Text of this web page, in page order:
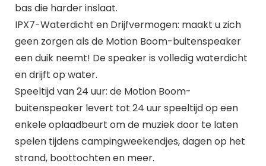
bas die harder inslaat.
IPX7-Waterdicht en Drijfvermogen: maakt u zich
geen zorgen als de Motion Boom-buitenspeaker
een duik neemt! De speaker is volledig waterdicht
en drijft op water.
Speeltijd van 24 uur: de Motion Boom-
buitenspeaker levert tot 24 uur speeltijd op een
enkele oplaadbeurt om de muziek door te laten
spelen tijdens campingweekendjes, dagen op het
strand, boottochten en meer.